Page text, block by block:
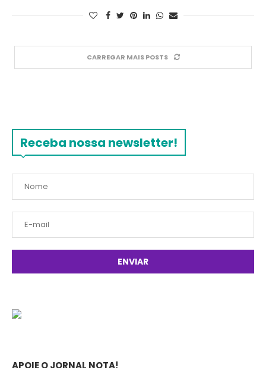
CARREGAR MAIS POSTS
Receba nossa newsletter!
APOIE O JORNAL NOTA!